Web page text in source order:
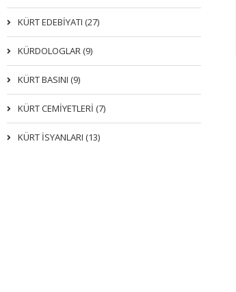
KÜRT EDEBİYATI (27)
KÜRDOLOGLAR (9)
KÜRT BASINI (9)
KÜRT CEMİYETLERİ (7)
KÜRT İSYANLARI (13)